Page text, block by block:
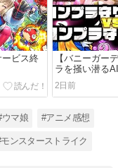
ービス終
【バニーガー
ラを掻い潜る
対にミスをし
運営【メタス
2日前
ウマ娘 #アニメ感想
ンスターストライク